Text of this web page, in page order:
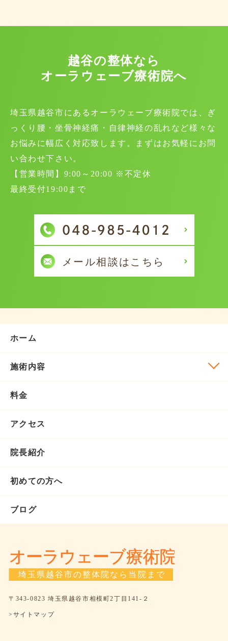
越谷の整体なら
オーラウェーブ療術院へ
埼玉県越谷市にあるオーラウェーブ療術院では、ぎ
っくり腰・坐骨神経痛・自律神経の乱れなど様々な
お悩みに幅広く対応致します。まずはお気軽にお問
い合わせ下さい。
【営業時間】9:00～20:00 ※不定休
最終受付19:00まで
ホーム
施術内容
料金
アクセス
院長紹介
初めての方へ
ブログ
〒343-0823 埼玉県越谷市相模町2丁目141-２
>サイトマップ